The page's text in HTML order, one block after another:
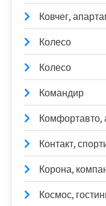
Ковчег,
Колесо
Колесо
Командир
Комфортавто,
Контакт,
Корона,
Космос,